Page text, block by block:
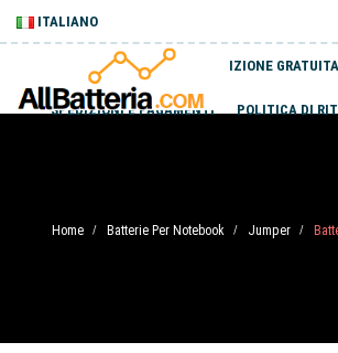
ITALIANO
SPEDIZIONE
SPEDIZIONI E PAGAMENTI POLITICA DI
Home / Batterie Per Notebook / Jumper /